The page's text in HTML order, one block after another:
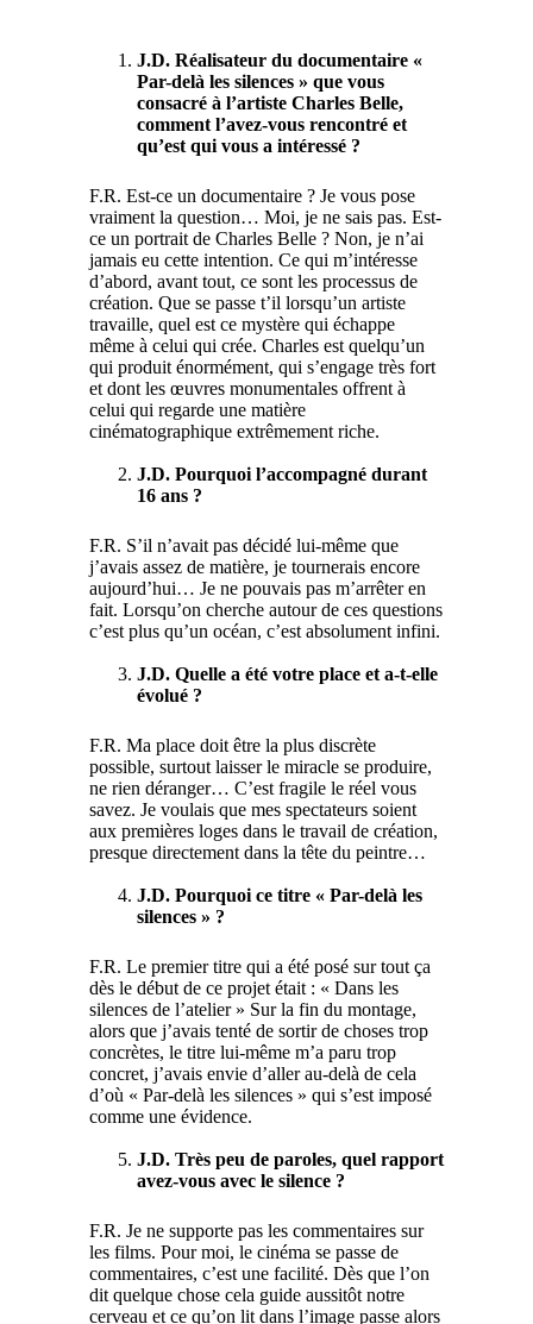
J.D. Réalisateur du documentaire «
Par-delà les silences » que vous
consacré à l’artiste Charles Belle,
comment l’avez-vous rencontré et
qu’est qui vous a intéressé ?
F.R. Est-ce un documentaire ? Je vous pose
vraiment la question… Moi, je ne sais pas. Est-
ce un portrait de Charles Belle ? Non, je n’ai
jamais eu cette intention. Ce qui m’intéresse
d’abord, avant tout, ce sont les processus de
création. Que se passe t’il lorsqu’un artiste
travaille, quel est ce mystère qui échappe
même à celui qui crée. Charles est quelqu’un
qui produit énormément, qui s’engage très fort
et dont les œuvres monumentales offrent à
celui qui regarde une matière
cinématographique extrêmement riche.
J.D. Pourquoi l’accompagné durant
16 ans ?
F.R. S’il n’avait pas décidé lui-même que
j’avais assez de matière, je tournerais encore
aujourd’hui… Je ne pouvais pas m’arrêter en
fait. Lorsqu’on cherche autour de ces questions
c’est plus qu’un océan, c’est absolument infini.
J.D. Quelle a été votre place et a-t-elle
évolué ?
F.R. Ma place doit être la plus discrète
possible, surtout laisser le miracle se produire,
ne rien déranger… C’est fragile le réel vous
savez. Je voulais que mes spectateurs soient
aux premières loges dans le travail de création,
presque directement dans la tête du peintre…
J.D. Pourquoi ce titre « Par-delà les
silences » ?
F.R. Le premier titre qui a été posé sur tout ça
dès le début de ce projet était : « Dans les
silences de l’atelier » Sur la fin du montage,
alors que j’avais tenté de sortir de choses trop
concrètes, le titre lui-même m’a paru trop
concret, j’avais envie d’aller au-delà de cela
d’où « Par-delà les silences » qui s’est imposé
comme une évidence.
J.D. Très peu de paroles, quel rapport
avez-vous avec le silence ?
F.R. Je ne supporte pas les commentaires sur
les films. Pour moi, le cinéma se passe de
commentaires, c’est une facilité. Dès que l’on
dit quelque chose cela guide aussitôt notre
cerveau et ce qu’on lit dans l’image passe alors